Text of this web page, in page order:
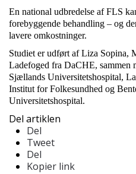
En national udbredelse af FLS
forebyggende behandling – og
lavere omkostninger.
Studiet er udført af Liza Sopina,
Ladefoged fra DaCHE, sammen
Sjællands Universitetshospital,
Institut for Folkesundhed og
Universitetshospital.
Del artiklen
Del
Tweet
Del
Kopier link